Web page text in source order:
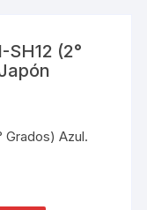
SH12 (2°
Grados) Azul.